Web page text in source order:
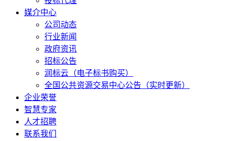
媒介中心
公司动态
行业新闻
政府资讯
招标公告
润标云（电子标书购买）
全国公共资源交易中心公告（实时更新）
企业荣誉
智慧专家
人才招聘
联系我们